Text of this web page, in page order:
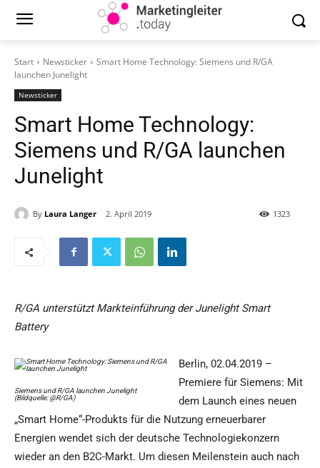
Start Newsticker
Smart Home Technology: Siemens und R/GA
launchen Junelight
Newsticker
Smart Home Technology:
Siemens und R/GA launchen
Junelight
By Laura Langer 2. April 2019 1323
R/GA unterstützt Markteinführung der Junelight Smart
Battery
Siemens und R/GA launchen Junelight
(Bildquelle: @R/GA)
Berlin, 02.04.2019 –
Premiere für Siemens: Mit
dem Launch eines neuen
„Smart Home“-Produkts für die Nutzung erneuerbarer
Energien wendet sich der deutsche Technologiekonzern
wieder an den B2C-Markt. Um diesen Meilenstein auch nach